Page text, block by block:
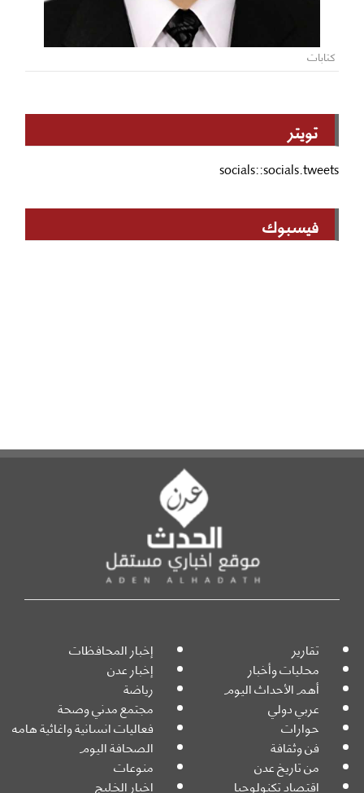
كتابات
تويتر
socials::socials.tweets
فيسبوك
تقارير إخبار المحافظات
محليات وأخبار إخبار عدن
أهم الأحداث اليوم رياضة
عربي دولي مجتمع مدني وصحة
حوارات فعاليات انسانية واغاثية هامه
فن وثقافة الصحافة اليوم
من تاريخ عدن منوعات
اقتصاد تكنولوجيا اخبار الخليج